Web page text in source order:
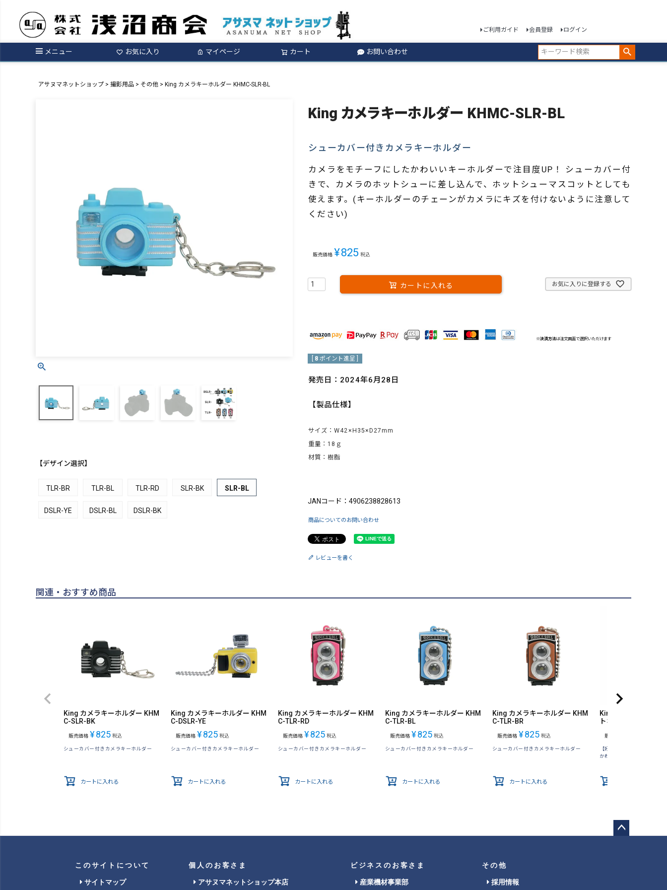
ご利用ガイド 会員登録 ログイン
メニュー お気に入り マイページ カート お問い合わせ
検索
アサヌマネットショップ 撮影用品 その他 King カメラキーホルダー KHMC-SLR-BL
【デザイン選択】
TLR-BR TLR-BL TLR-RD SLR-BK SLR-BL
DSLR-YE DSLR-BL DSLR-BK
King カメラキーホルダー KHMC-SLR-BL
シューカバー付きカメラキーホルダー
カメラをモチーフにしたかわいいキーホルダーで注目度UP！ シューカバー付
きで、カメラのホットシューに差し込んで、ホットシューマスコットとしても
使えます。(キーホルダーのチェーンがカメラにキズを付けないように注意して
ください)
販売価格 ¥825 税込
お気に入りに登録する
カートに入れる
※決済方法は注文画面で選択いただけます
8 ポイント進呈 ]
発売日：2024年6月28日
【製品仕様】
サイズ：W42×H35×D27mm
重量：18ｇ
材質：樹脂
JANコード：4906238828613
商品についてのお問い合わせ
レビューを書く
関連・おすすめ商品
King カメラキーホルダー KHM
C-SLR-BK
販売価格 ¥825 税込
シューカバー付きカメラキーホルダー
カートに入れる
King カメラキーホルダー KHM
C-DSLR-YE
販売価格 ¥825 税込
シューカバー付きカメラキーホルダー
カートに入れる
King カメラキーホルダー KHM
C-TLR-RD
販売価格 ¥825 税込
シューカバー付きカメラキーホルダー
カートに入れる
King カメラキーホルダー KHM
C-TLR-BL
販売価格 ¥825 税込
シューカバー付きカメラキーホルダー
カートに入れる
King カメラキーホルダー KHM
C-TLR-BR
販売価格 ¥825 税込
シューカバー付きカメラキーホルダー
カートに入れる
King MHSC-NEKO-
トホットシューカバ
販売価格
【好評のシリーズ第2弾】
かわいいマスコットで注目
このサイトについて
サイトマップ
個人のお客さま
アサヌマネットショップ本店
ビジネスのお客さま
産業機材事業部
その他
採用情報